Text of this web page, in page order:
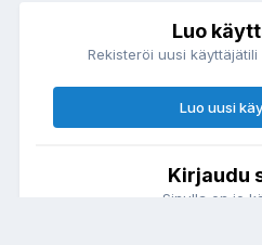
Luo
Rekisteröi uusi
Luo uusi
Kirjaudu
Sinulla on jo